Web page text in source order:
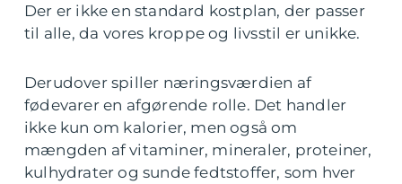
Der er ikke en standard kostplan, der passer
til alle, da vores kroppe og livsstil er unikke.
Derudover spiller næringsværdien af
fødevarer en afgørende rolle. Det handler
ikke kun om kalorier, men også om
mængden af vitaminer, mineraler, proteiner,
kulhydrater og sunde fedtstoffer, som hver